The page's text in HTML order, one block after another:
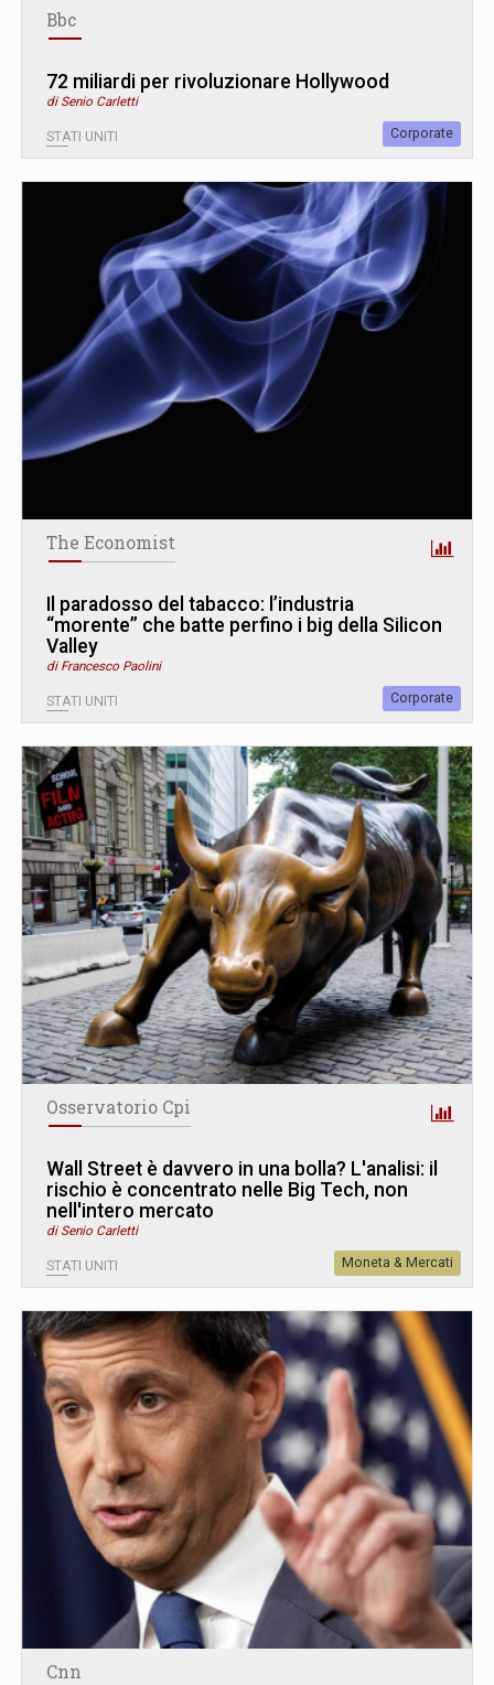
Bbc
72 miliardi per rivoluzionare Hollywood
di Senio Carletti
STATI UNITI Corporate
The Economist
Il paradosso del tabacco: l’industria
“morente” che batte perfino i big della Silicon
Valley
di Francesco Paolini
STATI UNITI Corporate
Osservatorio Cpi
Wall Street è davvero in una bolla? L'analisi: il
rischio è concentrato nelle Big Tech, non
nell'intero mercato
di Senio Carletti
STATI UNITI Moneta & Mercati
Cnn